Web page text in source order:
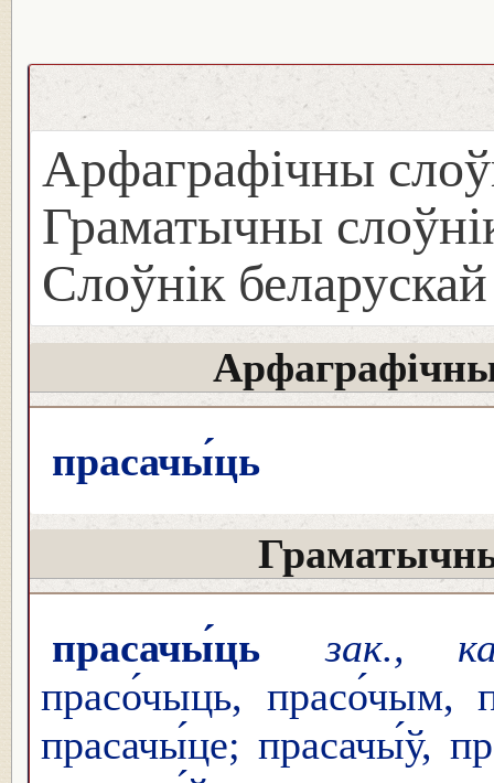
Арфаграфічны
Граматычны
Слоўнік
прасачы́ць
прасачы́ць
зак.,
прасо́чыць, прасо́чым,
прасачы́це; прасачы́ў,